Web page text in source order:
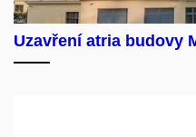
Uzavření atria budovy